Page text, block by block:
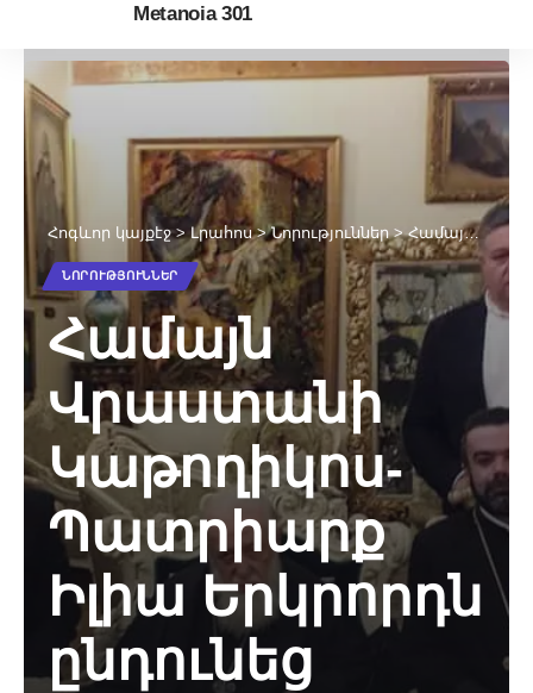
Metanoia 301
Հոգևոր կայքէջ> Լրահոս>Նորություններ>Համայն Վրաստանի Կաթողիկոս-Պատրիարք Իլիա Երկրորդն ընդունեց Վիրահայոց թեմի առաջնորդական տեղապահին
ՆՈՐՈՒԹՅՈՒՆՆԵՐ
Համայն
Վրաստանի
Կաթողիկոս-
Պատրիարք
Իլիա Երկրորդն
ընդունեց